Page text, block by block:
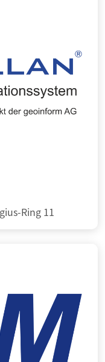
Ring 11